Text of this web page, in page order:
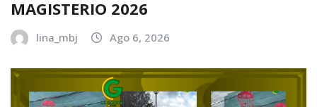
MAGISTERIO 2026
lina_mbj Ago 6, 2026